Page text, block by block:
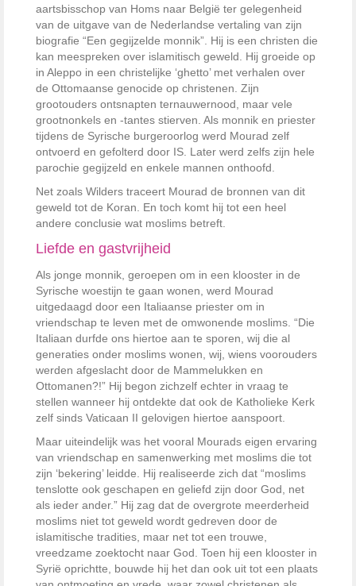
aartsbisschop van Homs naar België ter gelegenheid
van de uitgave van de Nederlandse vertaling van zijn
biografie “Een gegijzelde monnik”. Hij is een christen die
kan meespreken over islamitisch geweld. Hij groeide op
in Aleppo in een christelijke ‘ghetto’ met verhalen over
de Ottomaanse genocide op christenen. Zijn
grootouders ontsnapten ternauwernood, maar vele
grootnonkels en -tantes stierven. Als monnik en priester
tijdens de Syrische burgeroorlog werd Mourad zelf
ontvoerd en gefolterd door IS. Later werd zelfs zijn hele
parochie gegijzeld en enkele mannen onthoofd.
Net zoals Wilders traceert Mourad de bronnen van dit
geweld tot de Koran. En toch komt hij tot een heel
andere conclusie wat moslims betreft.
Liefde en gastvrijheid
Als jonge monnik, geroepen om in een klooster in de
Syrische woestijn te gaan wonen, werd Mourad
uitgedaagd door een Italiaanse priester om in
vriendschap te leven met de omwonende moslims. “Die
Italiaan durfde ons hiertoe aan te sporen, wij die al
generaties onder moslims wonen, wij, wiens voorouders
werden afgeslacht door de Mammelukken en
Ottomanen?!” Hij begon zichzelf echter in vraag te
stellen wanneer hij ontdekte dat ook de Katholieke Kerk
zelf sinds Vaticaan II gelovigen hiertoe aanspoort.
Maar uiteindelijk was het vooral Mourads eigen ervaring
van vriendschap en samenwerking met moslims die tot
zijn ‘bekering’ leidde. Hij realiseerde zich dat “moslims
tenslotte ook geschapen en geliefd zijn door God, net
als ieder ander.” Hij zag dat de overgrote meerderheid
moslims niet tot geweld wordt gedreven door de
islamitische tradities, maar net tot een trouwe,
vreedzame zoektocht naar God. Toen hij een klooster in
Syrië oprichtte, bouwde hij het dan ook uit tot een plaats